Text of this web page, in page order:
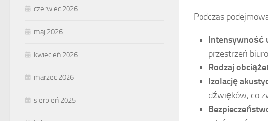
Podczas
Intensywność
przestrzeń
Rodzaj
Izolację
dźwięków, co
czerwiec 2026
maj 2026
kwiecień 2026
marzec 2026
sierpień 2025